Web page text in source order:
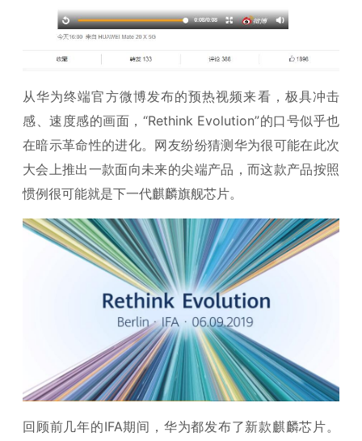
从华为终端官方微博发布的预热视频来看，极具冲击
感、速度感的画面，“Rethink Evolution”的口号似乎也
在暗示革命性的进化。网友纷纷猜测华为很可能在此次
大会上推出一款面向未来的尖端产品，而这款产品按照
惯例很可能就是下一代麒麟旗舰芯片。
回顾前几年的IFA期间，华为都发布了新款麒麟芯片。